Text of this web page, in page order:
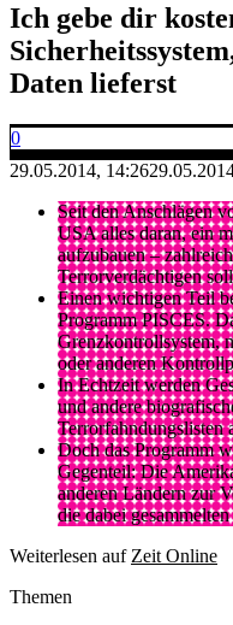
Ich gebe dir
Daten lieferst
0
29.05.2014, 14:26
Seit den Anschlägen
USA alles daran, ein
aufzubauen –
Terrorverdächtigen
Einen wichtigen Teil
Programm PISCES.
Grenzkontrollsystem,
oder anderen
In Echtzeit werden
und andere
Terrorfahndungslisten
Doch das Programm
Gegenteil: Die
anderen Ländern zur
die dabei
Weiterlesen auf Zeit Online
Themen